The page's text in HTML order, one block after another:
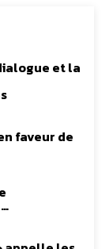
et la
faveur de